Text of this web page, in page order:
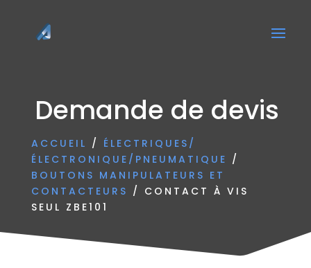
Demande de devis
ACCUEIL / ÉLECTRIQUES/
ÉLECTRONIQUE/PNEUMATIQUE /
BOUTONS MANIPULATEURS ET
CONTACTEURS / CONTACT À VIS
SEUL ZBE101